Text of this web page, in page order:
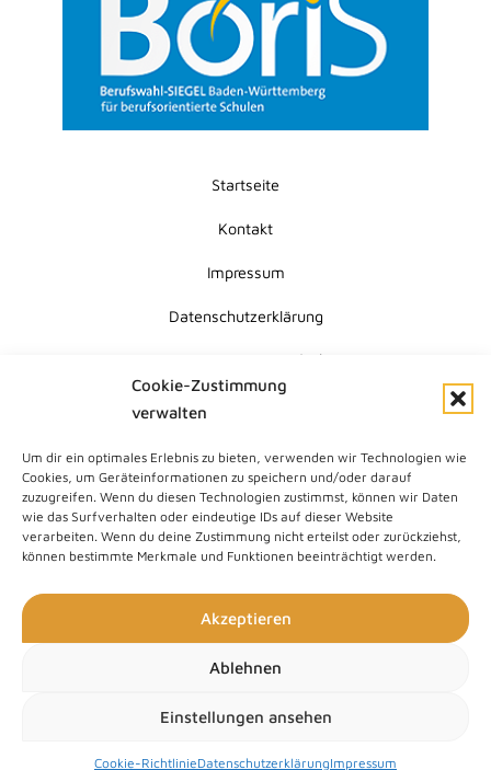
Cookie-Zustimmung
verwalten
Um dir ein optimales Erlebnis zu bieten, verwenden wir Technologien wie
Cookies, um Geräteinformationen zu speichern und/oder darauf
zuzugreifen. Wenn du diesen Technologien zustimmst, können wir Daten
wie das Surfverhalten oder eindeutige IDs auf dieser Website
verarbeiten. Wenn du deine Zustimmung nicht erteilst oder zurückziehst,
können bestimmte Merkmale und Funktionen beeinträchtigt werden.
Akzeptieren
Ablehnen
Einstellungen ansehen
Cookie-RichtlinieDatenschutzerklärungImpressum
Startseite
Kontakt
Impressum
Datenschutzerklärung
Erklärung zur Barrierefreiheit
Cookie-Richtlinie (EU)
Search
Submit